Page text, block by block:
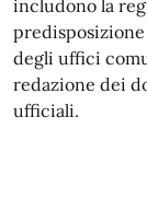
includono la
degli uffici
redazione dei
ufficiali.